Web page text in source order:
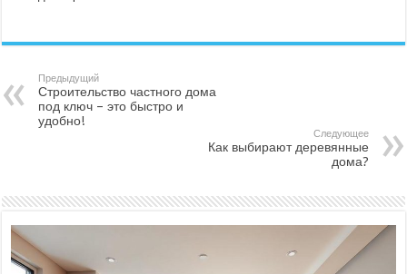
Предыдущий
Строительство частного дома
под ключ – это быстро и
удобно!
Следующее
Как выбирают деревянные
дома?